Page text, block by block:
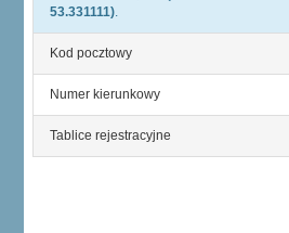
53.331111).
Kod pocztowy
Numer kierunkowy
Tablice rejestracyjne